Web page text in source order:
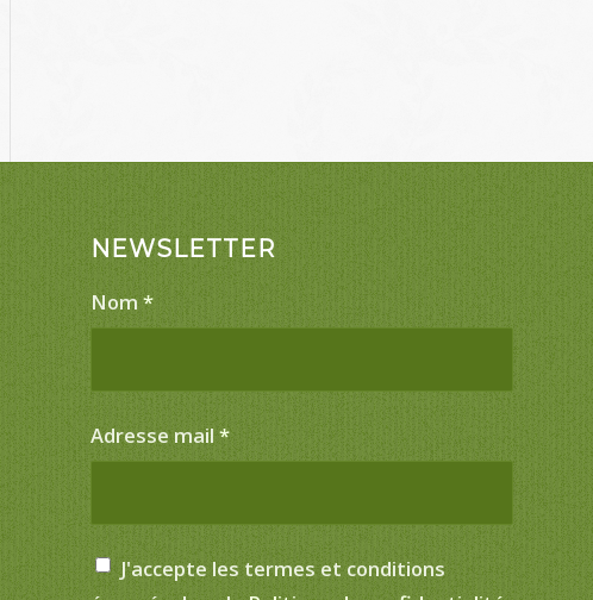
NEWSLETTER
Nom*
Adresse mail*
J'accepte les termes et conditions